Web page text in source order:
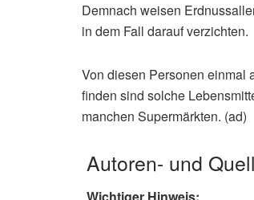
Demnach weisen
in dem Fall darauf verzichten.
Von diesen Personen einmal
finden sind solche
manchen Supermärkten. (ad)
Autoren- und
Wichtiger Hinweis: